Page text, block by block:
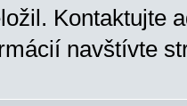
Kontaktujte
navštívte